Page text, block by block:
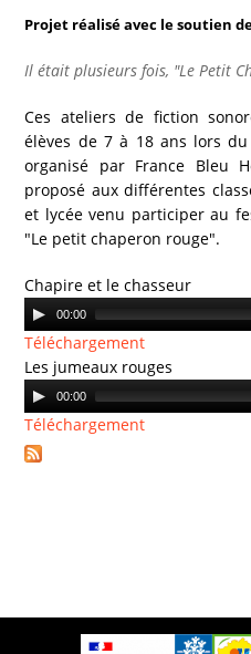
Projet réalisé avec le soutien
Il était plusieurs fois, "Le Petit
Ces ateliers de fiction
élèves de 7 à 18 ans lors
organisé par France Bleu
proposé aux différentes
et lycée venu participer au
"Le petit chaperon rouge".
Chapire et le chasseur
Audio
Player
00:00
Téléchargement
Les jumeaux rouges
Audio
Player
00:00
Téléchargement